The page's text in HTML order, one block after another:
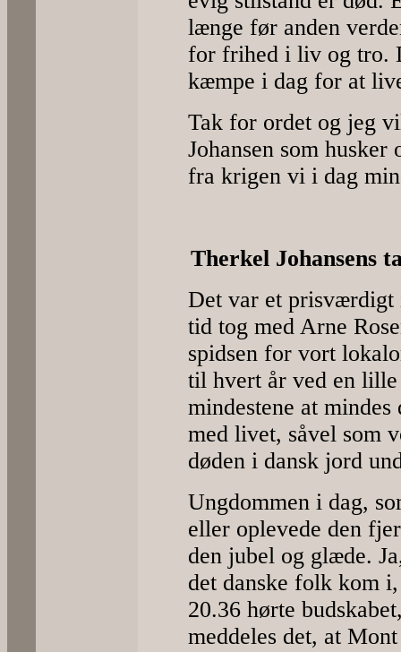
længe før anden
for frihed i liv og tro.
kæmpe i dag for at
Tak for ordet og jeg
Johansen som
fra krigen vi i dag
Therkel Johansens
Det var et
tid tog med Arne
spidsen for vort
til hvert år ved en lille
mindestene at mindes
med livet, såvel som
døden i dansk jord
Ungdommen i dag,
eller oplevede den
den jubel og glæde.
det danske folk kom
20.36 hørte
meddeles det, at